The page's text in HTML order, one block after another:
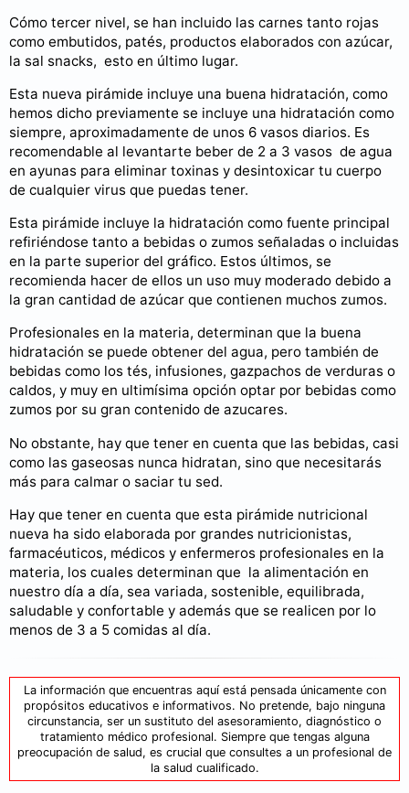
Cómo tercer nivel, se han incluido las carnes tanto rojas
como embutidos, patés, productos elaborados con azúcar,
la sal snacks, esto en último lugar.
Esta nueva pirámide incluye una buena hidratación, como
hemos dicho previamente se incluye una hidratación como
siempre, aproximadamente de unos 6 vasos diarios. Es
recomendable al levantarte beber de 2 a 3 vasos de agua
en ayunas para eliminar toxinas y desintoxicar tu cuerpo
de cualquier virus que puedas tener.
Esta pirámide incluye la hidratación como fuente principal
refiriéndose tanto a bebidas o zumos señaladas o incluidas
en la parte superior del gráfico. Estos últimos, se
recomienda hacer de ellos un uso muy moderado debido a
la gran cantidad de azúcar que contienen muchos zumos.
Profesionales en la materia, determinan que la buena
hidratación se puede obtener del agua, pero también de
bebidas como los tés, infusiones, gazpachos de verduras o
caldos, y muy en ultimísima opción optar por bebidas como
zumos por su gran contenido de azucares.
No obstante, hay que tener en cuenta que las bebidas, casi
como las gaseosas nunca hidratan, sino que necesitarás
más para calmar o saciar tu sed.
Hay que tener en cuenta que esta pirámide nutricional
nueva ha sido elaborada por grandes nutricionistas,
farmacéuticos, médicos y enfermeros profesionales en la
materia, los cuales determinan que la alimentación en
nuestro día a día, sea variada, sostenible, equilibrada,
saludable y confortable y además que se realicen por lo
menos de 3 a 5 comidas al día.
La información que encuentras aquí está pensada únicamente con
propósitos educativos e informativos. No pretende, bajo ninguna
circunstancia, ser un sustituto del asesoramiento, diagnóstico o
tratamiento médico profesional. Siempre que tengas alguna
preocupación de salud, es crucial que consultes a un profesional de
la salud cualificado.